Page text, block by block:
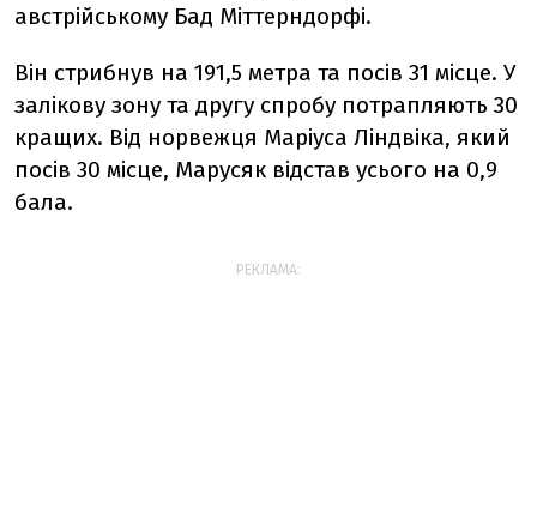
австрійському Бад Міттерндорфі.
Він стрибнув на 191,5 метра та посів 31 місце. У
залікову зону та другу спробу потрапляють 30
кращих. Від норвежця Маріуса Ліндвіка, який
посів 30 місце, Марусяк відстав усього на 0,9
бала.
РЕКЛАМА: